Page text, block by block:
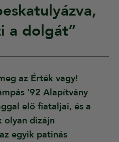
a dolgát”
az Érték vagy!
’92 Alapítvány
elő fiataljai, és a
olyan dizájn
egyik patinás